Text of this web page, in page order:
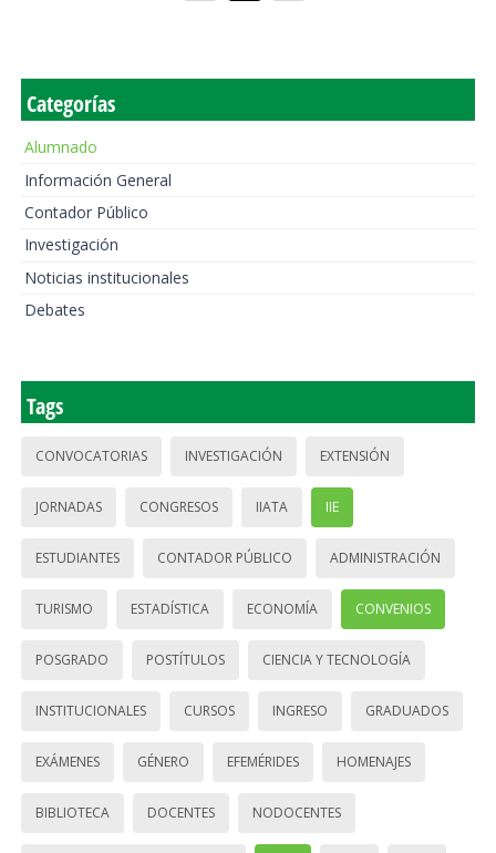
Categorías
Alumnado
Información General
Contador Público
Investigación
Noticias institucionales
Debates
Tags
CONVOCATORIAS INVESTIGACIÓN EXTENSIÓN
JORNADAS CONGRESOS IIATA IIE
ESTUDIANTES CONTADOR PÚBLICO ADMINISTRACIÓN
TURISMO ESTADÍSTICA ECONOMÍA CONVENIOS
POSGRADO POSTÍTULOS CIENCIA Y TECNOLOGÍA
INSTITUCIONALES CURSOS INGRESO GRADUADOS
EXÁMENES GÉNERO EFEMÉRIDES HOMENAJES
BIBLIOTECA DOCENTES NODOCENTES